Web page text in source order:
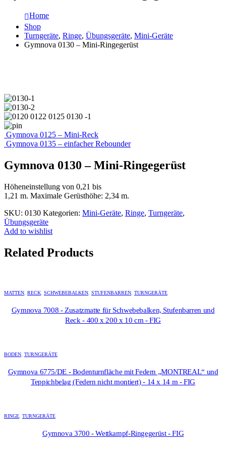
Home
Shop
Turngeräte, Ringe, Übungsgeräte, Mini-Geräte
Gymnova 0130 – Mini-Ringegerüst
Gymnova 0125 – Mini-Reck
Gymnova 0135 – einfacher Rebounder
Gymnova 0130 – Mini-Ringegerüst
Höheneinstellung von 0,21 bis
1,21 m. Maximale Gerüsthöhe: 2,34 m.
SKU: 0130 Kategorien: Mini-Geräte, Ringe, Turngeräte,
Übungsgeräte
Add to wishlist
Related Products
MATTEN, RECK, SCHWEBEBALKEN, STUFENBARREN, TURNGERÄTE
Gymnova 7008 - Zusatzmatte für Schwebebalken, Stufenbarren und
Reck - 400 x 200 x 10 cm - FIG
BODEN, TURNGERÄTE
Gymnova 6775/DE - Bodenturnfläche mit Federn „MONTREAL“ und
Teppichbelag (Federn nicht montiert) - 14 x 14 m - FIG
RINGE, TURNGERÄTE
Gymnova 3700 - Wettkampf-Ringegerüst - FIG